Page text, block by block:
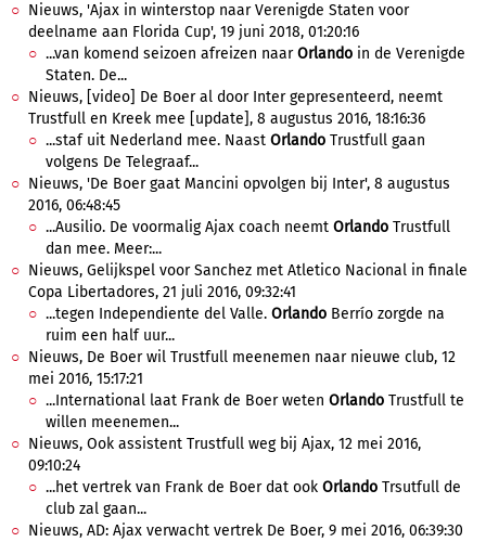
Nieuws, 'Ajax in winterstop naar Verenigde Staten voor
deelname aan Florida Cup', 19 juni 2018, 01:20:16
...van komend seizoen afreizen naarOrlando in de Verenigde
Staten. De...
Nieuws, [video] De Boer al door Inter gepresenteerd, neemt
Trustfull en Kreek mee [update], 8 augustus 2016, 18:16:36
...staf uit Nederland mee. Naast Orlando Trustfull gaan
volgens De Telegraaf...
Nieuws, 'De Boer gaat Mancini opvolgen bij Inter', 8 augustus
2016, 06:48:45
...Ausilio. De voormalig Ajax coach neemt Orlando Trustfull
dan mee. Meer:...
Nieuws, Gelijkspel voor Sanchez met Atletico Nacional in finale
Copa Libertadores, 21 juli 2016, 09:32:41
...tegen Independiente del Valle. Orlando Berrío zorgde na
ruim een half uur...
Nieuws, De Boer wil Trustfull meenemen naar nieuwe club, 12
mei 2016, 15:17:21
...International laat Frank de Boer weten Orlando Trustfull te
willen meenemen...
Nieuws, Ook assistent Trustfull weg bij Ajax, 12 mei 2016,
09:10:24
...het vertrek van Frank de Boer dat ook Orlando Trsutfull de
club zal gaan...
Nieuws, AD: Ajax verwacht vertrek De Boer, 9 mei 2016, 06:39:30